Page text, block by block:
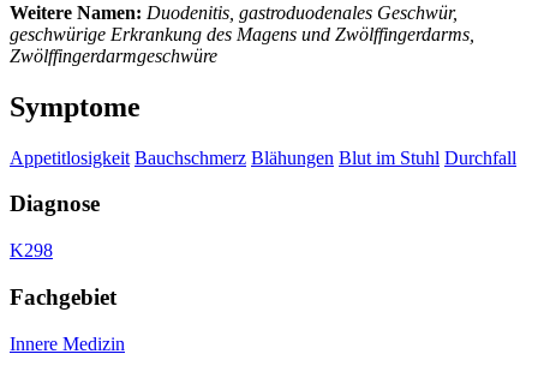
Weitere Namen: Duodenitis, gastroduodenales Geschwür,
geschwürige Erkrankung des Magens und Zwölffingerdarms,
Zwölffingerdarmgeschwüre
Symptome
Appetitlosigkeit Bauchschmerz Blähungen Blut im Stuhl Durchfall
Diagnose
K298
Fachgebiet
Innere Medizin